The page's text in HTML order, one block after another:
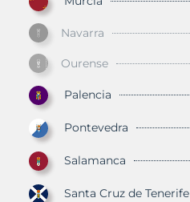
Navarra
Ourense
Palencia
Pontevedra
Salamanca
Santa Cruz de Tenerife